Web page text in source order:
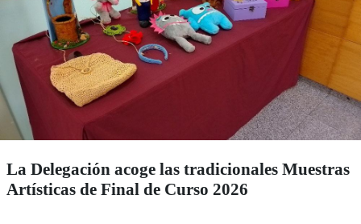
La Delegación acoge las tradicionales Muestras
Artísticas de Final de Curso 2026